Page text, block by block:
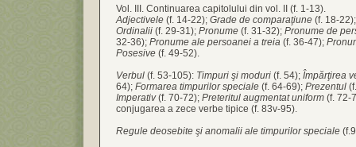
Vol. III. Continuarea capitolului din vol. II (f. 1-13).
Adjectivele (f. 14-22); Grade de comparaţiune (f. 18-
Ordinalii (f. 29-31); Pronume (f. 31-32); Pronume de
32-36); Pronume ale persoanei a treia (f. 36-47);
Posesive (f. 49-52).
Verbul (f. 53-105): Timpuri şi moduri (f. 54); Împărţirea
64); Formarea timpurilor speciale (f. 64-69); Prezentul
Imperativ(f. 70-72); Preteritul augmentat uniform (f. 72-
conjugarea a zece verbe tipice (f. 83v-95).
Regule deosebite şi anomalii ale timpurilor speciale